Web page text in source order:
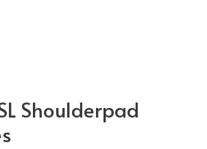
Shoulderpad